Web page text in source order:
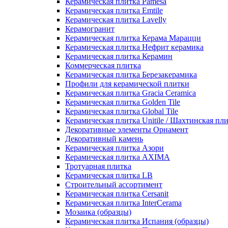
Керамическая плитка Emtile
Керамическая плитка Lavelly
Керамогранит
Керамическая плитка Керама Марацци
Керамическая плитка Нефрит керамика
Керамическая плитка Керамин
Коммерческая плитка
Керамическая плитка Березакерамика
Профили для керамической плитки
Керамическая плитка Gracia Ceramica
Керамическая плитка Golden Tile
Керамическая плитка Global Tile
Керамическая плитка Unitile / Шахтинская
Декоративные элементы Орнамент
Декоративный камень
Керамическая плитка Азори
Керамическая плитка AXIMA
Тротуарная плитка
Керамическая плитка LB
Строительный ассортимент
Керамическая плитка Cersanit
Керамическая плитка InterCerama
Мозаика (образцы)
Керамическая плитка Испания (образцы)